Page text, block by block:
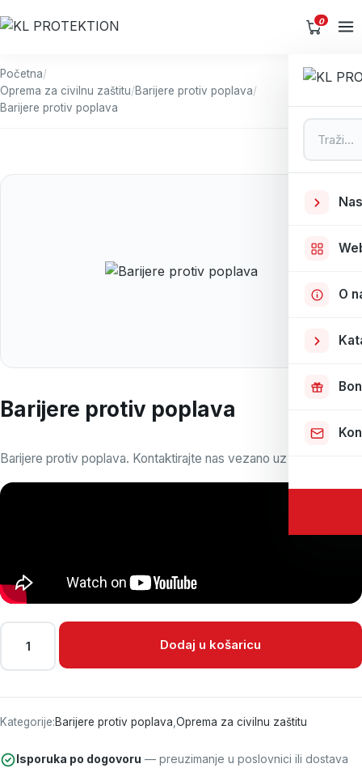
0
Pretraga
O
Početna/
Oprema za civilnu zaštitu/Barijere protiv poplava/
Barijere protiv poplava
Barijere protiv poplava
Barijere protiv poplava. Kontaktirajte nas vezano uz dimenzije.
Barijere protiv poplava količina
Dodaj u košaricu
Kategorije:Barijere protiv poplava Oprema za civilnu zaštitu
Isporuka po dogovoru — preuzimanje u poslovnici ili dostava